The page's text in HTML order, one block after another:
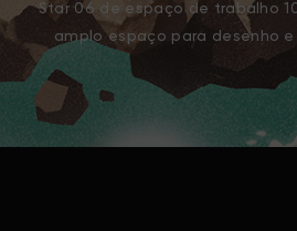
Star 06 de espaço de trabalho
amplo espaço para desenho